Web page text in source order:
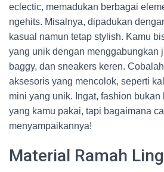
eclectic, memadukan berbagai
ngehits. Misalnya, dipadukan
kasual namun tetap stylish. Kamu
yang unik dengan menggabungkan
baggy, dan sneakers keren.
aksesoris yang mencolok, seperti
mini yang unik. Ingat, fashion bukan
yang kamu pakai, tapi bagaimana
menyampaikannya!
Material Ramah